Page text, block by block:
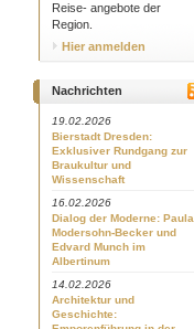
Reise- angebote der
Region.
Hier anmelden
Nachrichten
19.02.2026
Bierstadt Dresden:
Exklusiver Rundgang zur
Braukultur und
Wissenschaft
16.02.2026
Dialog der Moderne: Paula
Modersohn-Becker und
Edvard Munch im
Albertinum
14.02.2026
Architektur und
Geschichte: